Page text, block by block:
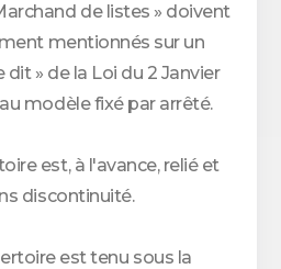
de listes » doivent
mentionnés sur un
» de la Loi du 2 Janvier
modèle fixé par arrêté.
est, à l'avance, relié et
discontinuité.
est tenu sous la